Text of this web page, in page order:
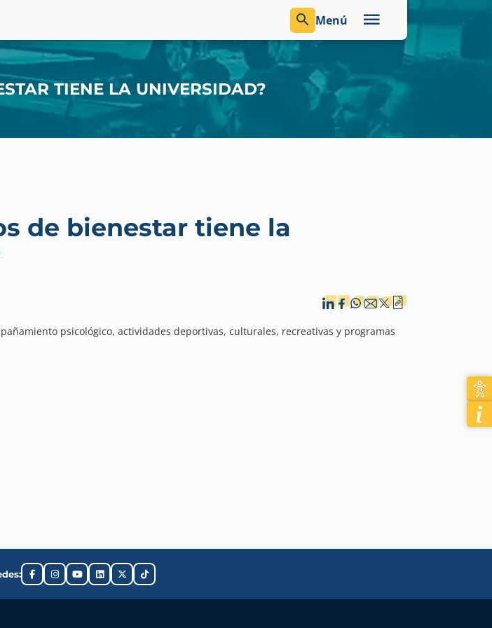
Menú
TIENE LA UNIVERSIDAD?
de bienestar tiene la
psicológico, actividades deportivas, culturales, recreativas y programas